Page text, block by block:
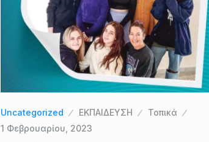
Uncategorized ΕΚΠΑΙΔΕΥΣΗ
Τοπικά
1 Φεβρουαρίου, 2023